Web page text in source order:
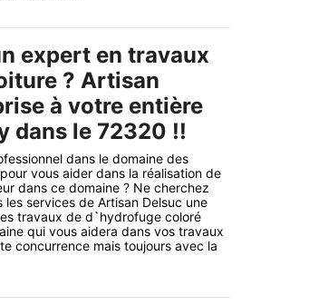
expert en travaux
? Artisan
à votre entière
dans le 72320 !!
dans le domaine des
vous aider dans la réalisation de
dans ce domaine ? Ne cherchez
services de Artisan Delsuc une
travaux de d`hydrofuge coloré
qui vous aidera dans vos travaux
concurrence mais toujours avec la